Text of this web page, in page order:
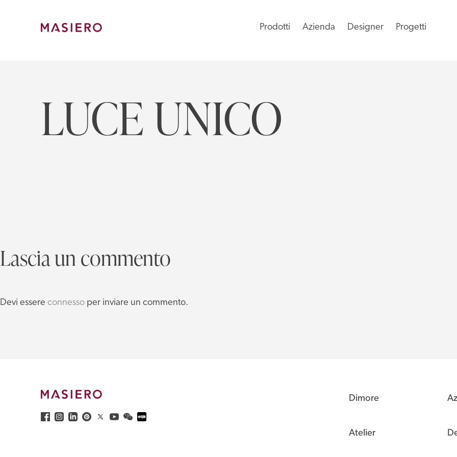
Prodotti Azienda Designer Progetti
LUCE UNICO
Lascia un commento
Devi essere connesso per inviare un commento.
Dimore
Atelier